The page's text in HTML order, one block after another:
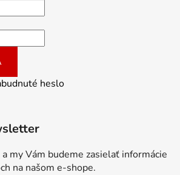
heslo
my Vám budeme zasielať informácie
na našom e-shope.